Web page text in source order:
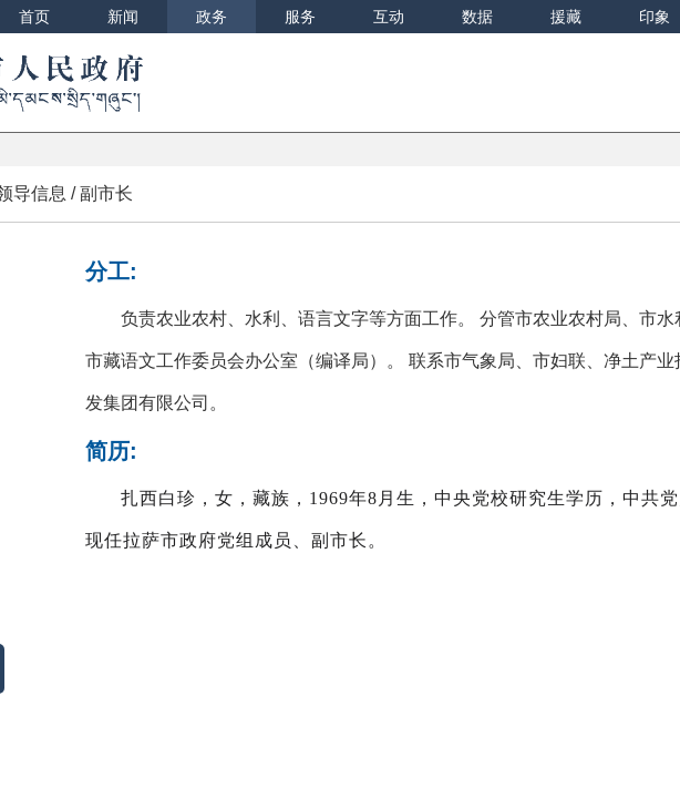
首页 新闻 政务 服务 互动 数据 援藏 印象
导信息 /副市长
分工:
负责农业农村、水利、语言文字等方面工作。 分管市农业农村局、市水
市藏语文工作委员会办公室（编译局）。 联系市气象局、市妇联、净土产业
发集团有限公司。
简历:
扎西白珍，女，藏族，1969年8月生，中央党校研究生学历，中共党
现任拉萨市政府党组成员、副市长。